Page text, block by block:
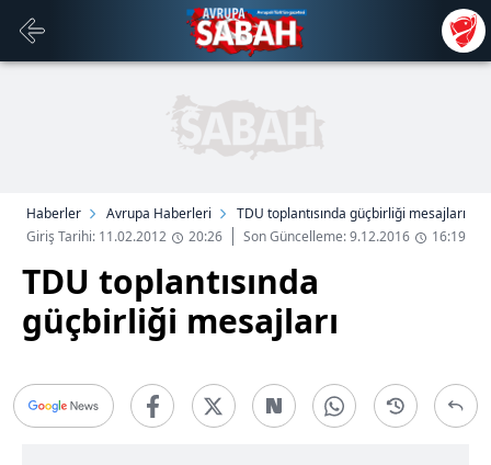
Haberler Avrupa Haberleri
TDU toplantısında güçbirliği mesajları
Giriş Tarihi: 11.02.2012
20:26 Son Güncelleme: 9.12.2016 16:19
TDU toplantısında
güçbirliği mesajları